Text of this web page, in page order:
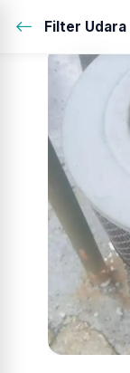
Filter Udara